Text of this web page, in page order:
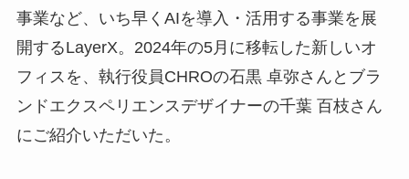
事業など、いち早くAIを導入・活用する事業を展
開するLayerX。2024年の5月に移転した新しいオ
フィスを、執行役員CHROの石黒 卓弥さんとブラ
ンドエクスペリエンスデザイナーの千葉 百枝さん
にご紹介いただいた。